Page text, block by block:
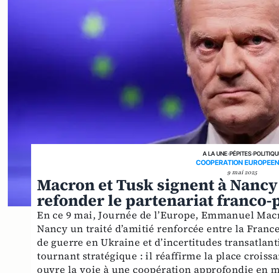
A LA UNE›PÉPITES›
COOPERATION
9 mai 2025
Macron et Tusk signent à
refonder le partenariat franco-
En ce 9 mai, Journée de l’Europe, Emmanuel
Nancy un traité d’amitié renforcée entre la
de guerre en Ukraine et d’incertitudes
tournant stratégique : il réaffirme la place
ouvre la voie à une coopération approfondie en